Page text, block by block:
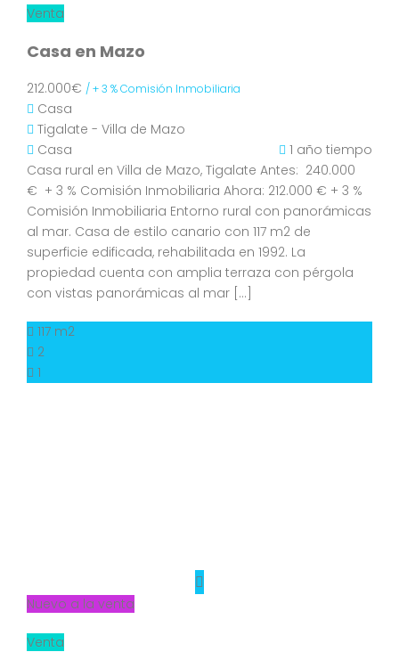
Venta
Casa en Mazo
212.000€ / + 3 % Comisión Inmobiliaria
Casa
Tigalate - Villa de Mazo
Casa
1 año tiempo
Casa rural en Villa de Mazo, Tigalate Antes: 240.000
€ + 3 % Comisión Inmobiliaria Ahora: 212.000 € + 3 %
Comisión Inmobiliaria Entorno rural con panorámicas
al mar. Casa de estilo canario con 117 m2 de
superficie edificada, rehabilitada en 1992. La
propiedad cuenta con amplia terraza con pérgola
con vistas panorámicas al mar […]
117 m2
2
1
Nuevo a la venta
Venta